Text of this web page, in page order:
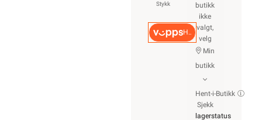
Stykk
Hurtigkasse
butikk
ikke
valgt,
velg
Min
butikk
Hent-i-Butikk
Sjekk
lagerstatus